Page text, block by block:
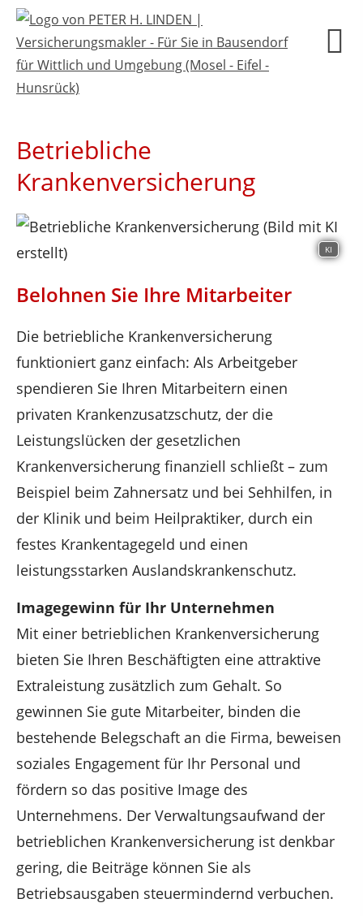
Betriebliche
Krankenversicherung
KI
Belohnen Sie Ihre Mitarbeiter
Die betriebliche Krankenversicherung
funktioniert ganz einfach: Als Arbeitgeber
spendieren Sie Ihren Mitarbeitern einen
privaten Krankenzusatzschutz, der die
Leistungslücken der gesetzlichen
Krankenversicherung finanziell schließt – zum
Beispiel beim Zahnersatz und bei Sehhilfen, in
der Klinik und beim Heilpraktiker, durch ein
festes Krankentagegeld und einen
leistungsstarken Auslandskrankenschutz.
Imagegewinn für Ihr Unternehmen
Mit einer betrieblichen Krankenversicherung
bieten Sie Ihren Beschäftigten eine attraktive
Extraleistung zusätzlich zum Gehalt. So
gewinnen Sie gute Mitarbeiter, binden die
bestehende Belegschaft an die Firma, beweisen
soziales Engagement für Ihr Personal und
fördern so das positive Image des
Unternehmens. Der Verwaltungsaufwand der
betrieblichen Krankenversicherung ist denkbar
gering, die Beiträge können Sie als
Betriebsausgaben steuermindernd verbuchen.